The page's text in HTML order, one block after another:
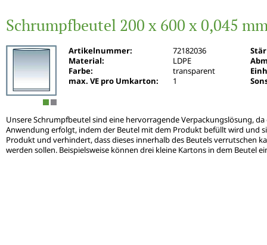
Schrumpfbeutel 200 x 600 x 0,045
Artikelnummer: 72182036
Material: LDPE
Farbe: transparent
max. VE pro Umkarton: 1
Unsere Schrumpfbeutel sind eine hervorragende Verpackungslösung,
Anwendung erfolgt, indem der Beutel mit dem Produkt befüllt wird und
Produkt und verhindert, dass dieses innerhalb des Beutels verrutschen
werden sollen. Beispielsweise können drei kleine Kartons in dem